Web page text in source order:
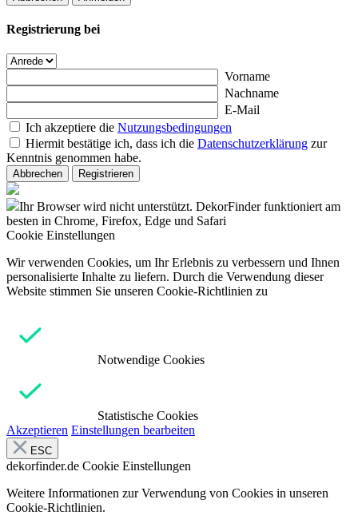
Registrierung bei
Vorname
Nachname
E-Mail
Ich akzeptiere die Nutzungsbedingungen
Hiermit bestätige ich, dass ich die Datenschutzerklärung zur
Kenntnis genommen habe.
Abbrechen Registrieren
Ihr Browser wird nicht unterstützt. DekorFinder funktioniert am
besten in Chrome, Firefox, Edge und Safari
Cookie Einstellungen
Wir verwenden Cookies, um Ihr Erlebnis zu verbessern und Ihnen
personalisierte Inhalte zu liefern. Durch die Verwendung dieser
Website stimmen Sie unseren Cookie-Richtlinien zu
Notwendige Cookies
Statistische Cookies
Akzeptieren Einstellungen bearbeiten
ESC
dekorfinder.de Cookie Einstellungen
Weitere Informationen zur Verwendung von Cookies in unseren
Cookie-Richtlinien.